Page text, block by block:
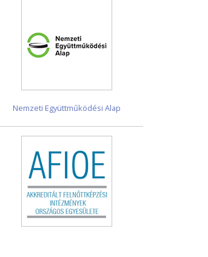
Nemzeti Együttműködési Alap